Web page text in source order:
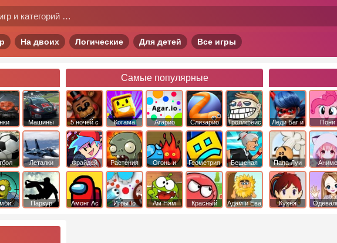
На двоих Логические Для детей Все игры
Машины
Леталки
Паркур
Самые популярные
5 ночей с
фредди
Когама Агарио Слизарио
Троллфейс
квест
Фрайдей
Найт
Фанкин
Растения
против
Зомби
Огонь и
Вода
Геометрия
Даш
Бешеная
бабка
сбежала из
психушки
Амонг Ас Игры Io Ам Ням
Красный
Адам и Ева
Леди Баг и
Супер Кот
Пони
Дружба
Папа Луи Аниме
Кухня